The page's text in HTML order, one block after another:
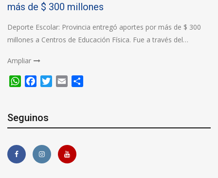
más de $ 300 millones
Deporte Escolar: Provincia entregó aportes por más de $ 300
millones a Centros de Educación Física. Fue a través del…
Ampliar
WhatsApp
FacebookTwitter
Email
Seguinos